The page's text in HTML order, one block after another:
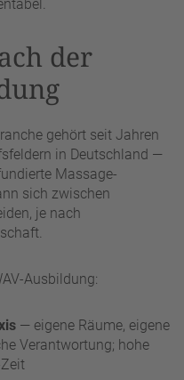
der
gehört seit Jahren
in Deutschland —
Massage-
sich zwischen
je nach
Ausbildung:
— eigene Räume, eigene
Verantwortung; hohe